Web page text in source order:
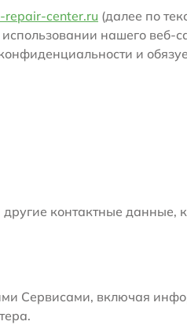
repair-center.ru (далее по
нашего веб-
и
контактные данные,
Сервисами, включая